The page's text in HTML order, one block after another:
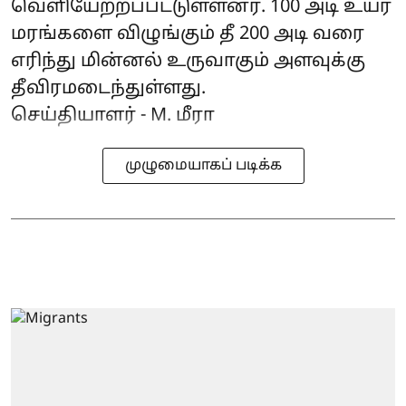
வெளியேற்றப்பட்டுள்ளனர். 100 அடி உயர
மரங்களை விழுங்கும் தீ 200 அடி வரை
எரிந்து மின்னல் உருவாகும் அளவுக்கு
தீவிரமடைந்துள்ளது.
செய்தியாளர் - M. மீரா
முழுமையாகப் படிக்க